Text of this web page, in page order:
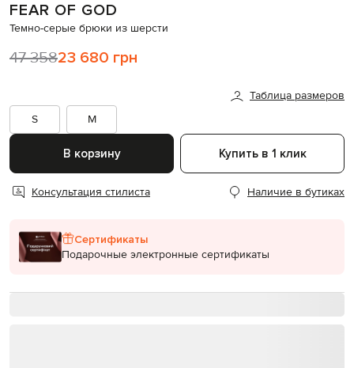
FEAR OF GOD
Темно-серые брюки из шерсти
47 35823 680 грн
Таблица размеров
S
M
В корзину Купить в 1 клик
Консультация стилиста Наличие в бутиках
Сертификаты
Подарочные электронные сертификаты